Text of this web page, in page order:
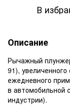
В
Описание
Рычажный
91),
ежедневного
в автомобильной
индустрии).